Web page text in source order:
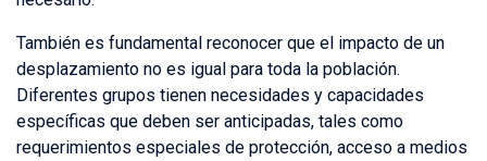
También es fundamental reconocer que el impacto de un
desplazamiento no es igual para toda la población.
Diferentes grupos tienen necesidades y capacidades
específicas que deben ser anticipadas, tales como
requerimientos especiales de protección, acceso a medios